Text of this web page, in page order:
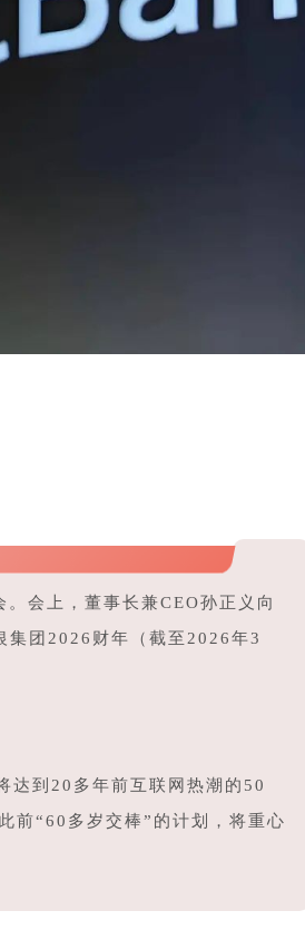
会上，董事长兼CEO孙正义 向
集团2026财年（截至2026年3
达到20多年前互联网热潮的50
前“60多岁交棒”的计划，将重心